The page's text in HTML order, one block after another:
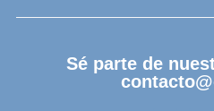
Sé parte de